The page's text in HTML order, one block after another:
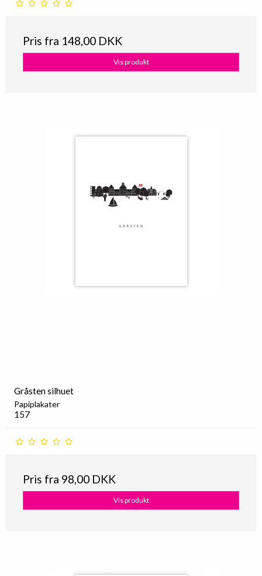
Pris fra 148,00 DKK
Vis produkt
Gråsten silhuet
Papiplakater
157
Pris fra 98,00 DKK
Vis produkt